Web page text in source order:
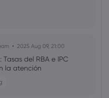
2025 Aug 09, 21:00
del RBA e IPC
la atención